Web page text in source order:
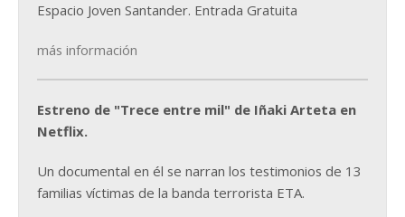
Espacio Joven Santander. Entrada Gratuita
más información
Estreno de "Trece entre mil" de Iñaki Arteta en
Netflix.
Un documental en él se narran los testimonios de 13
familias víctimas de la banda terrorista ETA.